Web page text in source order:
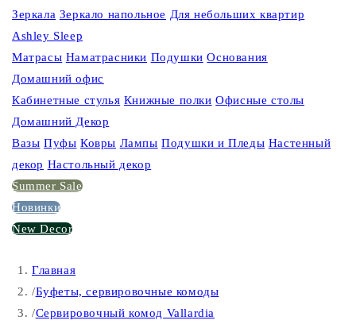
Зеркала Зеркало напольное Для небольших квартир
Ashley Sleep
Матрасы Наматрасники Подушки Основания
Домашний офис
Кабинетные стулья Книжные полки Офисные столы
Домашний Декор
Вазы Пуфы Ковры Лампы Подушки и Пледы Настенный
декор Настольный декор
Summer Sale
Новинки
New Decor
Главная
/Буфеты, сервировочные комоды
/Сервировочный комод Vallardia